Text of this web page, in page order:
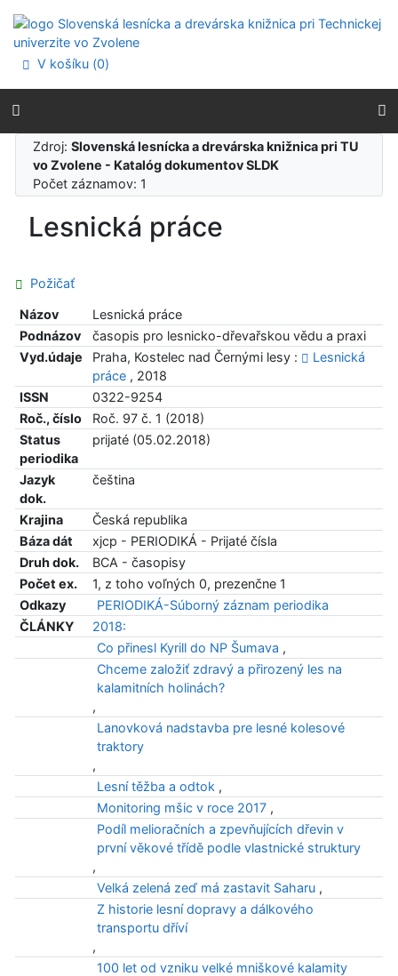
Prejsť na menu
Prehlásenie o webovej prístupnosti
V košíku (0)
Zdroj:Slovenská lesnícka a drevárska knižnica pri TU
vo Zvolene - Katalóg dokumentov SLDK
Počet záznamov: 1
Lesnická práce
Požičať
Názov
Lesnická práce
Podnázov
časopis pro lesnicko-dřevařskou vědu a praxi
Vyd.údaje
Praha, Kostelec nad Černými lesy :
Lesnická
práce, 2018
ISSN
0322-9254
Roč., číslo
Roč. 97 č. 1 (2018)
Status
periodika
prijaté (05.02.2018)
Jazyk
dok.
čeština
Krajina
Česká republika
Báza dát
xjcp - PERIODIKÁ - Prijaté čísla
Druh dok.
BCA - časopisy
Počet ex.
1, z toho voľných 0, prezenčne 1
Odkazy
PERIODIKÁ-Súborný záznam periodika
ČLÁNKY
2018:
Co přinesl Kyrill do NP Šumava ,
Chceme založiť zdravý a přirozený les na
kalamitních holinách?
,
Lanovková nadstavba pre lesné kolesové
traktory
,
Lesní těžba a odtok ,
Monitoring mšic v roce 2017 ,
Podíl melioračních a zpevňujících dřevin v
první věkové třídě podle vlastnické struktury
,
Velká zelená zeď má zastavit Saharu ,
Z historie lesní dopravy a dálkového
transportu dříví
,
100 let od vzniku velké mniškové kalamity